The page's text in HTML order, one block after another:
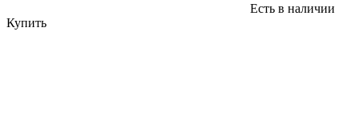
Есть в наличии
Купить